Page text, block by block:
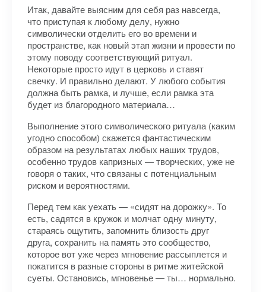
Итак, давайте выясним для себя раз навсегда,
что приступая к любому делу, нужно
символически отделить его во времени и
пространстве, как новый этап жизни и провести по
этому поводу соответствующий ритуал.
Некоторые просто идут в церковь и ставят
свечку. И правильно делают. У любого события
должна быть рамка, и лучше, если рамка эта
будет из благородного материала…
Выполнение этого символического ритуала (каким
угодно способом) скажется фантастическим
образом на результатах любых наших трудов,
особенно трудов капризных — творческих, уже не
говоря о таких, что связаны с потенциальным
риском и вероятностями.
Перед тем как уехать — «сидят на дорожку». То
есть, садятся в кружок и молчат одну минуту,
стараясь ощутить, запомнить близость друг
друга, сохранить на память это сообщество,
которое вот уже через мгновение рассыплется и
покатится в разные стороны в ритме житейской
суеты. Остановись, мгновенье — ты… нормально.